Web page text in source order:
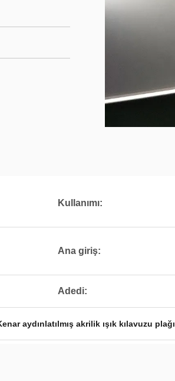
Kullanımı:
Ana giriş:
Adedi:
aydınlatılmış akrilik ışık kılavuzu plağı